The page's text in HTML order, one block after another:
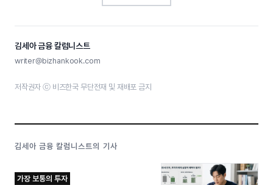
김세아 금융 칼럼니스트
writer@bizhankook.com
저작권자 ⓒ 비즈한국 무단전재 및 재배포 금지
김세아 금융 칼럼니스트의 기사
가장 보통의 투자